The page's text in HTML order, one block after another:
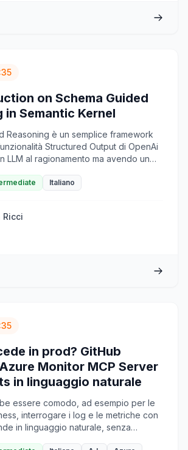
on Schema Guided
in Semantic Kernel
Reasoning è un semplice framework
Structured Output di OpenAi
LLM al ragionamento ma avendo un
in python fanno uso di pydantic per la
Italiano
Ricci
in prod? GitHub
Monitor MCP Server
in linguaggio naturale
essere comodo, ad esempio per le
interrogare i log e le metriche con
in linguaggio naturale, senza